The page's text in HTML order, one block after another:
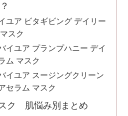
ユア ビタギビング デイリー
スク
イユア プランプハニー デイ
ム マスク
イユア スージングクリーン
セラム マスク
ク 肌悩み別まとめ